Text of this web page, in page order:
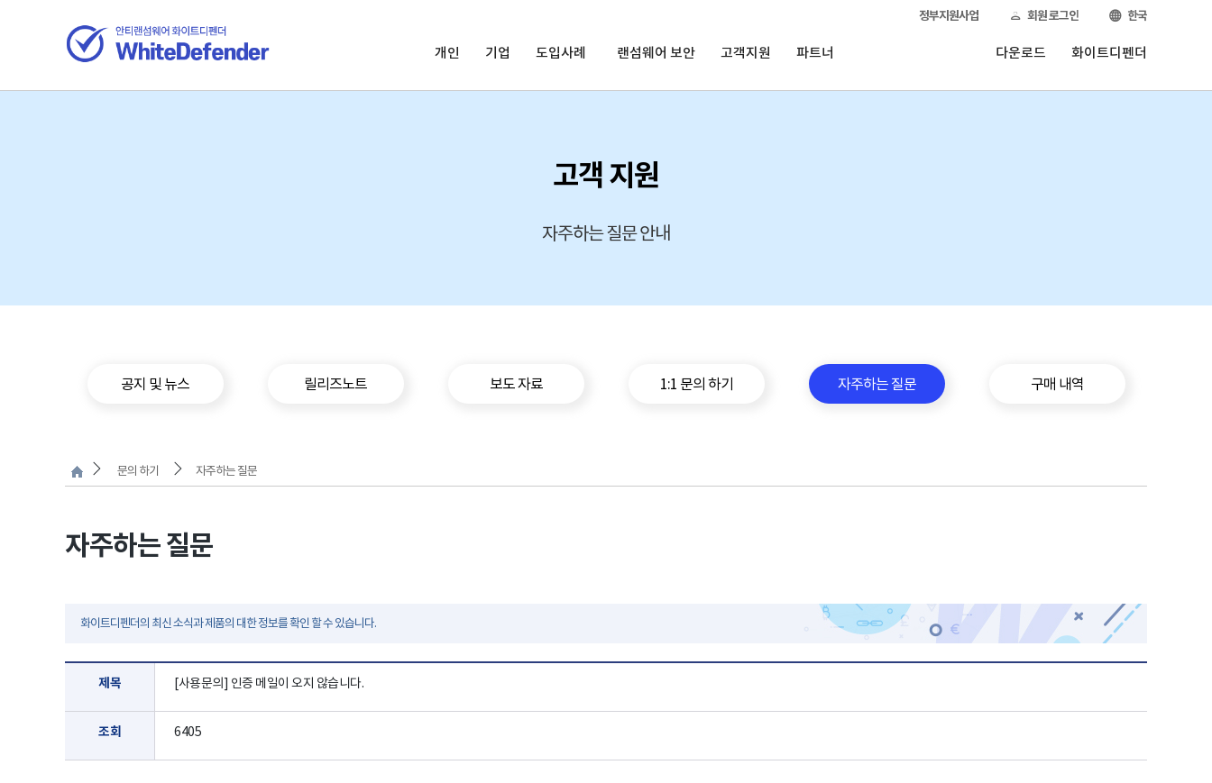
정부지원사업 회원 로그인 한국
개인 기업 도입사례 랜섬웨어 보안 고객지원 파트너 다운로드 화이트디펜더
고객 지원
자주하는 질문 안내
공지 및 뉴스 릴리즈노트 보도 자료 1:1 문의 하기 자주하는 질문 구매 내역
문의 하기 자주하는 질문
자주하는 질문
화이트디펜더의 최신 소식과 제품의 대한 정보를 확인 할 수 있습니다.
제목 [사용문의] 인증 메일이 오지 않습니다.
조회 6405